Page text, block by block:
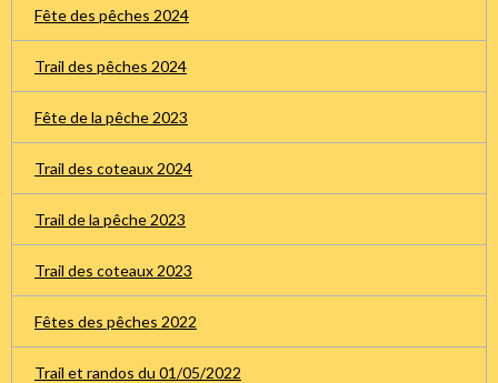
Fête des pêches 2024
Trail des pêches 2024
Fête de la pêche 2023
Trail des coteaux 2024
Trail de la pêche 2023
Trail des coteaux 2023
Fêtes des pêches 2022
Trail et randos du 01/05/2022